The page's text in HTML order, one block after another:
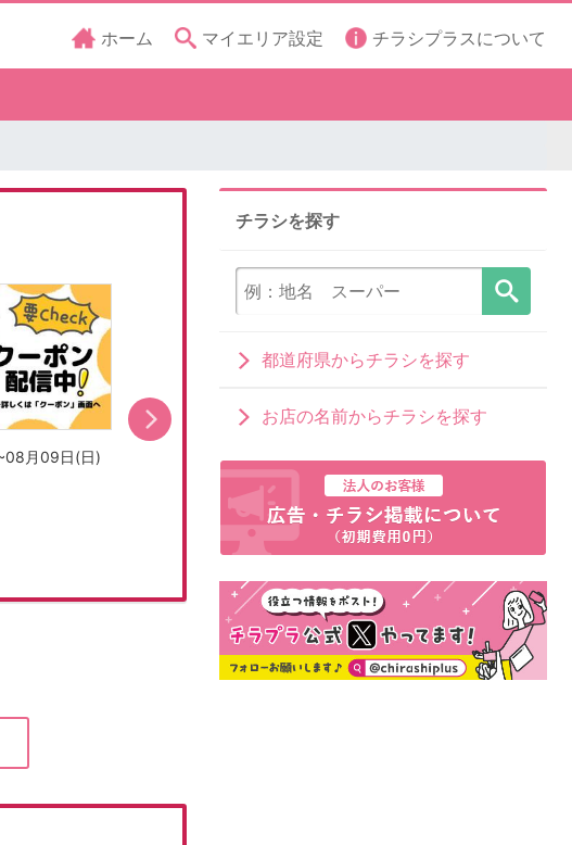
ホーム マイエリア設定 チラシプラスについて
月09日(日)
07月14日(火)~09月13日(日)
チラシを探す
都道府県からチラシを探す
お店の名前からチラシを探す